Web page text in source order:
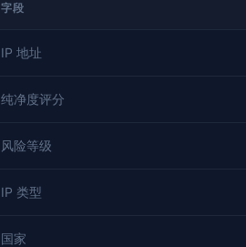
字段
IP 地址
纯净度评分
风险等级
IP 类型
国家